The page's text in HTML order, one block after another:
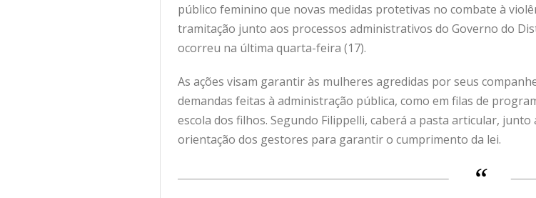
público feminino que novas medidas protetivas no combate à
tramitação junto aos processos administrativos do Governo do
ocorreu na última quarta-feira (17).
As ações visam garantir às mulheres agredidas por seus
demandas feitas à administração pública, como em filas de
escola dos filhos. Segundo Filippelli, caberá a pasta articular,
orientação dos gestores para garantir o cumprimento da lei.